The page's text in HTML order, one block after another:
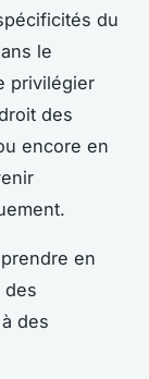
du
le
privilégier
des
encore en
en
des
des